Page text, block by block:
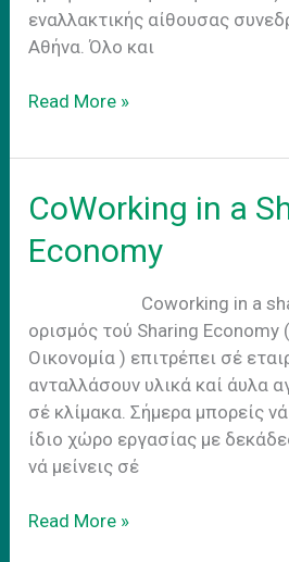
εναλλακτικής αίθουσας
Αθήνα. Όλο και
Coworking
μεγαλες
Read More »
CoWorking in a
Economy
Coworking in a
ορισμός τού Sharing Economy
Οικονομία ) επιτρέπει σέ
ανταλλάσουν υλικά καί άυλα
σέ κλίμακα. Σήμερα μπορείς
ίδιο χώρο εργασίας με
νά μείνεις σέ
CoWorking
Read More »